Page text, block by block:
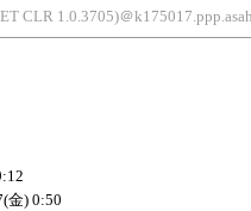
CLR 1.0.3705)＠
金) 0:50